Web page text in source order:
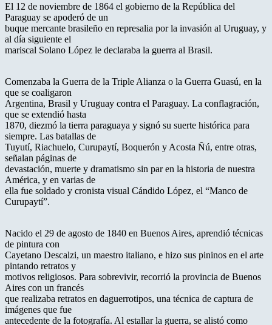
El 12 de noviembre de 1864 el gobierno de la República del
Paraguay se apoderó de un
buque mercante brasileño en represalia por la invasión al Uruguay, y
al día siguiente el
mariscal Solano López le declaraba la guerra al Brasil.
Comenzaba la Guerra de la Triple Alianza o la Guerra Guasú, en la
que se coaligaron
Argentina, Brasil y Uruguay contra el Paraguay. La conflagración,
que se extendió hasta
1870, diezmó la tierra paraguaya y signó su suerte histórica para
siempre. Las batallas de
Tuyutí, Riachuelo, Curupaytí, Boquerón y Acosta Ñú, entre otras,
señalan páginas de
devastación, muerte y dramatismo sin par en la historia de nuestra
América, y en varias de
ella fue soldado y cronista visual Cándido López, el “Manco de
Curupaytí”.
Nacido el 29 de agosto de 1840 en Buenos Aires, aprendió técnicas
de pintura con
Cayetano Descalzi, un maestro italiano, e hizo sus pininos en el arte
pintando retratos y
motivos religiosos. Para sobrevivir, recorrió la provincia de Buenos
Aires con un francés
que realizaba retratos en daguerrotipos, una técnica de captura de
imágenes que fue
antecedente de la fotografía. Al estallar la guerra, se alistó como